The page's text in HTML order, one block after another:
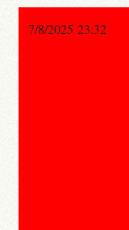
7/8/2025 23:32